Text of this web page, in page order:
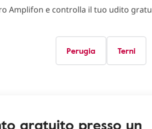
Amplifon e controlla il tuo udito
Perugia Terni
gratuito presso un